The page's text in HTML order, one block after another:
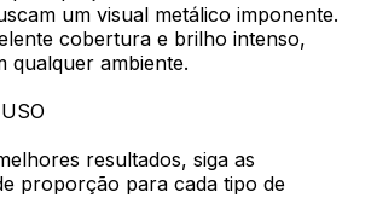
um visual metálico imponente.
cobertura e brilho intenso,
qualquer ambiente.
resultados, siga as
proporção para cada tipo de